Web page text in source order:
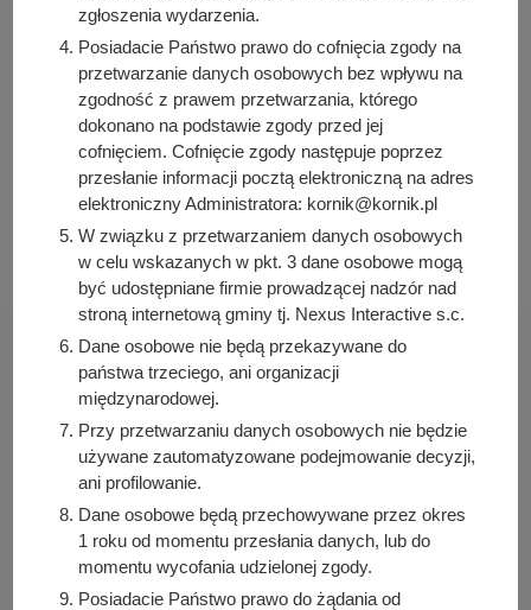
Osoba odpowiedzialna za publikację:
Bartosz Przybylski
Data wytworzenia:
2021-05-06 12:00:00
2021-05-06 12:00:00
Data ostatniej modyfikacji:
2022-02-16 11:35:18
Urząd Miasta i Gminy Kórnik
pl. Niepodległości 1
62-035 Kórnik
Sprawdź także
zgłoszenia wydarzenia.
Posiadacie Państwo prawo do cofnięcia zgody na
przetwarzanie danych osobowych bez wpływu na
zgodność z prawem przetwarzania, którego
dokonano na podstawie zgody przed jej
cofnięciem. Cofnięcie zgody następuje poprzez
przesłanie informacji pocztą elektroniczną na adres
elektroniczny Administratora: kornik@kornik.pl
W związku z przetwarzaniem danych osobowych
w celu wskazanych w pkt. 3 dane osobowe mogą
być udostępniane firmie prowadzącej nadzór nad
stroną internetową gminy tj. Nexus Interactive s.c.
Dane osobowe nie będą przekazywane do
państwa trzeciego, ani organizacji
międzynarodowej.
Przy przetwarzaniu danych osobowych nie będzie
używane zautomatyzowane podejmowanie decyzji,
ani profilowanie.
Dane osobowe będą przechowywane przez okres
1 roku od momentu przesłania danych, lub do
momentu wycofania udzielonej zgody.
Posiadacie Państwo prawo do żądania od